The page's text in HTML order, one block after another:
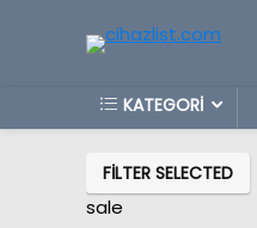
KATEGORİ
FILTER SELECTED
sale